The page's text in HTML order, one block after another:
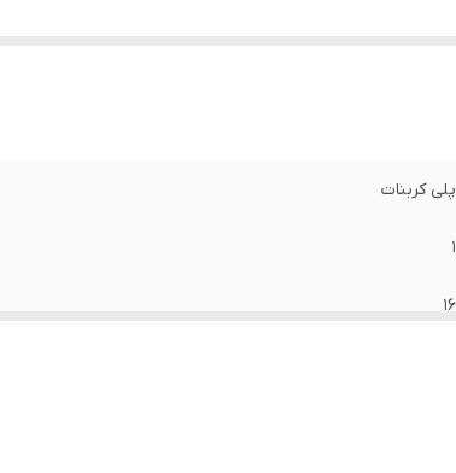
پلی کربنات
1
16